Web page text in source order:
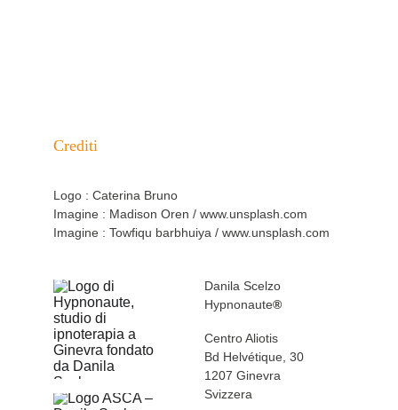
Crediti
Logo : Caterina Bruno
Imagine : Madison Oren / www.unsplash.com
Imagine : Towfiqu barbhuiya / www.unsplash.com
Centro Aliotis
Bd Helvétique, 30
1207 Ginevra
Svizzera
Danila Scelzo
Hypnonaute®